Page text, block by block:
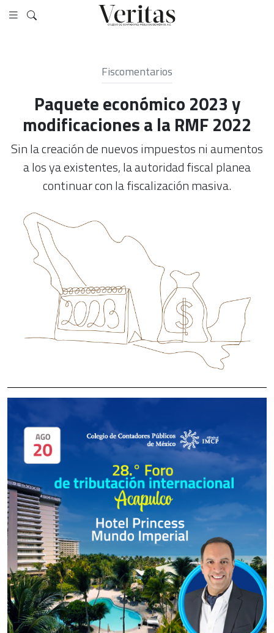
Fiscomentarios
Paquete económico 2023 y
modificaciones a la RMF 2022
Sin la creación de nuevos impuestos ni aumentos
a los ya existentes, la autoridad fiscal planea
continuar con la fiscalización masiva.